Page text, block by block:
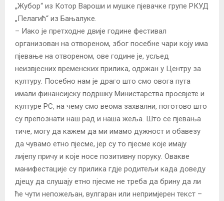
„Жубор“ из Котор Вароши и мушке пјевачке групе РКУД
„Пелагић“ из Бањалуке.
– Иако је претходне двије године фестивал
организован на отвореном, због посебне чари коју има
пјевање на отвореном, ове године је, усљед
неизвјесних временских прилика, одржан у Центру за
културу. Посебно нам је драго што смо овога пута
имали финансијску подршку Министарства просвјете и
културе РС, на чему смо веома захвални, поготово што
су препознати наш рад и наша жеља. Што се пјевања
тиче, могу да кажем да ми имамо дужност и обавезу
да чувамо етно пјесме, јер су то пјесме које имају
лијепу причу и које носе позитивну поруку. Овакве
манифестације су прилика гдје родитељи када доведу
дјецу да слушају етно пјесме не треба да брину да ли
ће чути непожељан, вулгаран или непримјерен текст –